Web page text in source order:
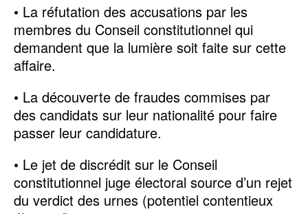
• La réfutation des accusations par les
membres du Conseil constitutionnel qui
demandent que la lumière soit faite sur cette
affaire.
• La découverte de fraudes commises par
des candidats sur leur nationalité pour faire
passer leur candidature.
• Le jet de discrédit sur le Conseil
constitutionnel juge électoral source d’un rejet
du verdict des urnes (potentiel contentieux